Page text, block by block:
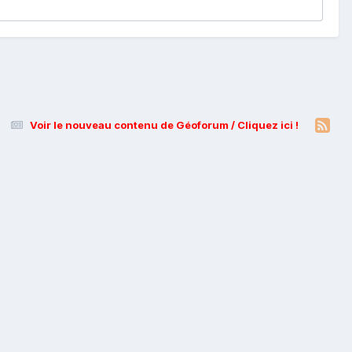
Voir le nouveau contenu de Géoforum / Cliquez ici !